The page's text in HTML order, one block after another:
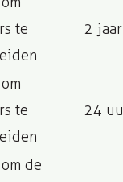
te
2 jaar
te
24
de